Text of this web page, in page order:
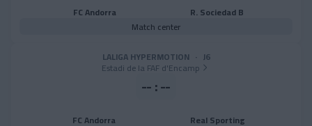
FC Andorra
R. Sociedad B
Match center
LALIGA HYPERMOTION · J6
Estadi de la FAF d'Encamp
FC Andorra
-- : --
Real Sporting